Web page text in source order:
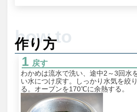
作り方
戻す
わかめは流水で洗い、途中2～3回水
い水につけ戻す。しっかり水気を絞
る。オーブンを170℃に余熱する。